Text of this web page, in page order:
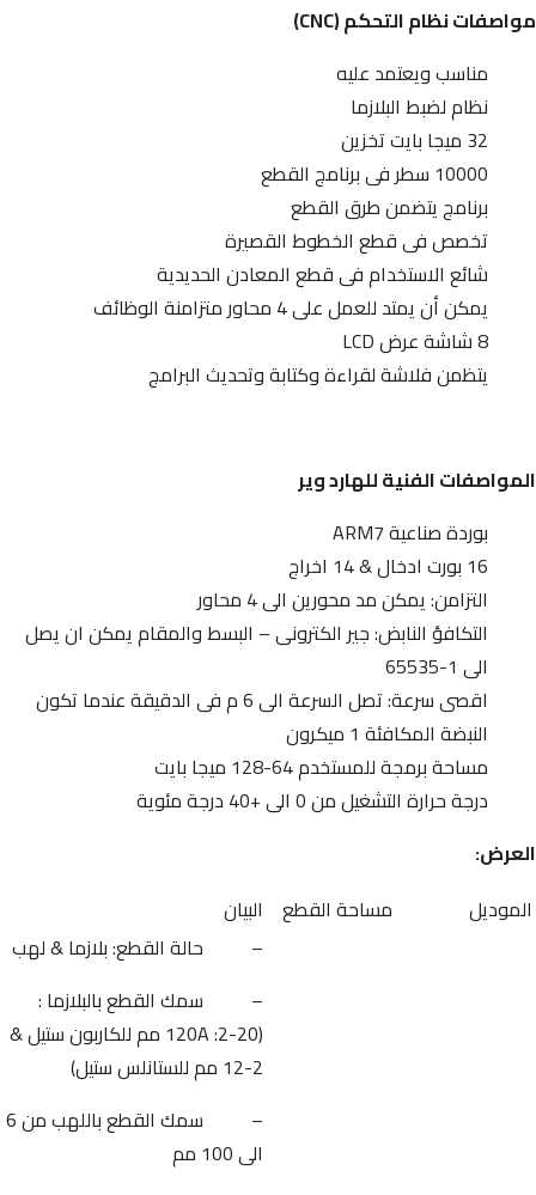
مواصفات نظام التحكم (CNC
)
مناسب ويعتمد عليه
نظام لضبط البلازما
32 ميجا بايت تخزين
10000 سطر فى برنامج القطع
برنامج يتضمن طرق القطع
تخصص فى قطع الخطوط القصيرة
شائع الاستخدام فى قطع المعادن الحديدية
يمكن أن يمتد للعمل على 4 محاور متزامنة الوظائف
8 شاشة عرض LCD
يتظمن فلاشة لقراءة وكتابة وتحديث البرامج
المواصفات الفنية للهارد وير
بوردة صناعية ARM7
16 بورت ادخال & 14 اخراج
التزامن: يمكن مد محورين الى 4 محاور
التكافؤ النابض: جير الكترونى – البسط والمقام يمكن ان يصل
الى 1-65535
اقصى سرعة: تصل السرعة الى 6 م فى الدقيقة عندما تكون
النبضة المكافئة 1 ميكرون
مساحة برمجة للمستخدم 64-128 ميجا بايت
درجة حرارة التشغيل من 0 الى +40 درجة مئوية
العرض:
الموديل
مساحة القطع البيان
– حالة القطع: بلازما & لهب
– سمك القطع بالبلازما :
(120A :2-20 مم للكاربون ستيل &
2-12 مم للستانلس ستيل)
– سمك القطع باللهب من 6
الى 100 مم